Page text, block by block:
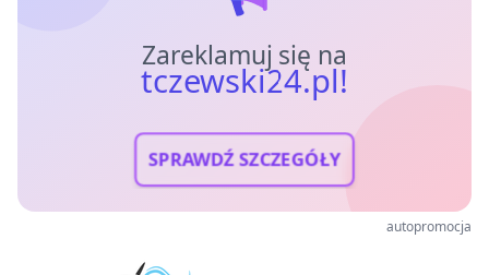
Zareklamuj się na
tczewski24.pl!
SPRAWDŹ SZCZEGÓŁY
autopromocja